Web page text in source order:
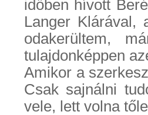
időben hívott
Langer Klárával,
odakerültem,
tulajdonképpen
Amikor a
Csak sajnálni
vele, lett volna